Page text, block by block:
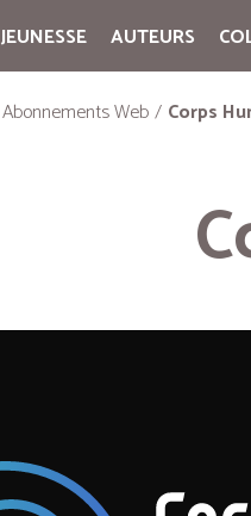
JEUNESSE AUTEURS
Abonnements Web Corps